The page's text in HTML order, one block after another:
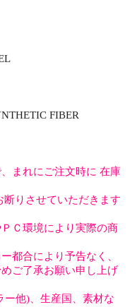
FIBER
まれにご注文時に 在庫
りさせていただきます
Ｃ環境により実際の商
都合により予告なく、
ご了承お願い申し上げ
ー他)、生産国、素材な